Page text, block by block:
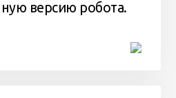
версию робота.